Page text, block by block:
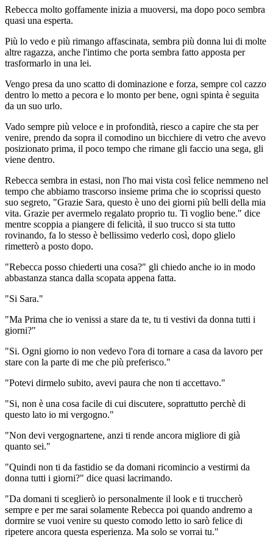
Rebecca molto goffamente inizia a muoversi, ma dopo poco sembra
quasi una esperta.
Più lo vedo e più rimango affascinata, sembra più donna lui di molte
altre ragazza, anche l'intimo che porta sembra fatto apposta per
trasformarlo in una lei.
Vengo presa da uno scatto di dominazione e forza, sempre col cazzo
dentro lo metto a pecora e lo monto per bene, ogni spinta è seguita
da un suo urlo.
Vado sempre più veloce e in profondità, riesco a capire che sta per
venire, prendo da sopra il comodino un bicchiere di vetro che avevo
posizionato prima, il poco tempo che rimane gli faccio una sega, gli
viene dentro.
Rebecca sembra in estasi, non l'ho mai vista così felice nemmeno nel
tempo che abbiamo trascorso insieme prima che io scoprissi questo
suo segreto, "Grazie Sara, questo è uno dei giorni più belli della mia
vita. Grazie per avermelo regalato proprio tu. Ti voglio bene." dice
mentre scoppia a piangere di felicità, il suo trucco si sta tutto
rovinando, fa lo stesso è bellissimo vederlo così, dopo glielo
rimetterò a posto dopo.
"Rebecca posso chiederti una cosa?" gli chiedo anche io in modo
abbastanza stanca dalla scopata appena fatta.
"Si Sara."
"Ma Prima che io venissi a stare da te, tu ti vestivi da donna tutti i
giorni?"
"Si. Ogni giorno io non vedevo l'ora di tornare a casa da lavoro per
stare con la parte di me che più preferisco."
"Potevi dirmelo subito, avevi paura che non ti accettavo."
"Si, non è una cosa facile di cui discutere, soprattutto perchè di
questo lato io mi vergogno."
"Non devi vergognartene, anzi ti rende ancora migliore di già
quanto sei."
"Quindi non ti da fastidio se da domani ricomincio a vestirmi da
donna tutti i giorni?" dice quasi lacrimando.
"Da domani ti sceglierò io personalmente il look e ti truccherò
sempre e per me sarai solamente Rebecca poi quando andremo a
dormire se vuoi venire su questo comodo letto io sarò felice di
ripetere ancora questa esperienza. Ma solo se vorrai tu."